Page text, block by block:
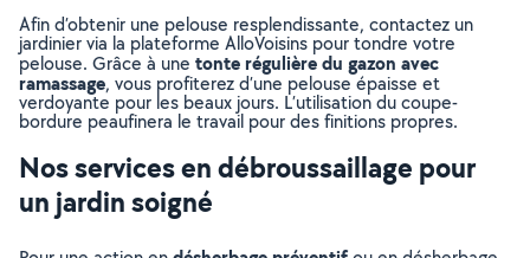
Afin d’obtenir une pelouse resplendissante, contactez un
jardinier via la plateforme AlloVoisins pour tondre votre
pelouse. Grâce à une tonte régulière du gazon avec
ramassage, vous profiterez d’une pelouse épaisse et
verdoyante pour les beaux jours. L’utilisation du coupe-
bordure peaufinera le travail pour des finitions propres.
Nos services en débroussaillage pour
un jardin soigné